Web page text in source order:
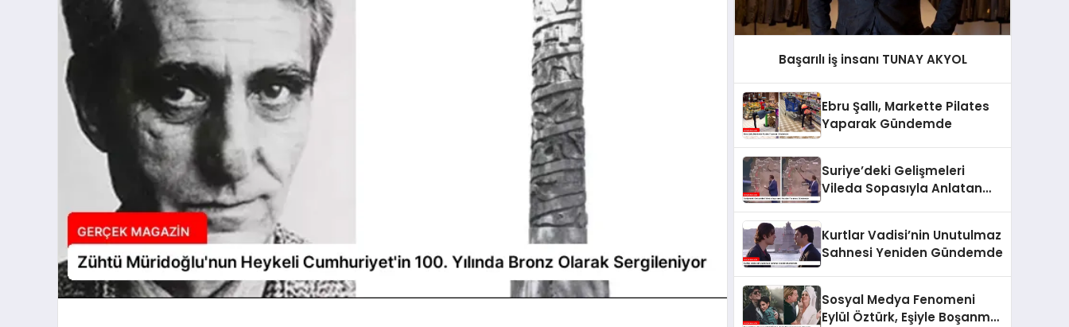
Başarılı iş insanı TUNAY AKYOL
Ebru Şallı, Markette Pilates
Yaparak Gündemde
Suriye’deki Gelişmeleri
Vileda Sopasıyla Anlatan
Kurtlar Vadisi’nin Unutulmaz
Sahnesi Yeniden Gündemde
Sosyal Medya Fenomeni
Eylül Öztürk, Eşiyle Boşanma